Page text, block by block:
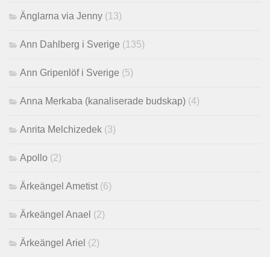
Änglarna via Jenny (13)
Ann Dahlberg i Sverige (135)
Ann Gripenlöf i Sverige (5)
Anna Merkaba (kanaliserade budskap) (4)
Anrita Melchizedek (3)
Apollo (2)
Ärkeängel Ametist (6)
Ärkeängel Anael (2)
Ärkeängel Ariel (2)